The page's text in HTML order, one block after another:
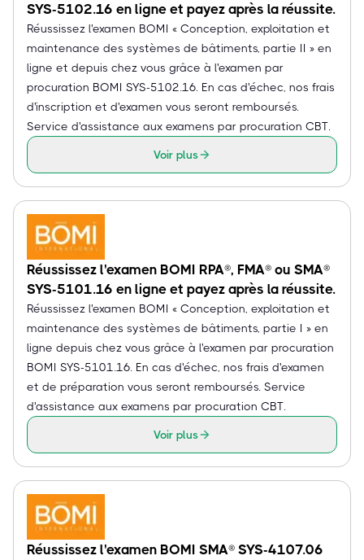
SYS-5102.16 en ligne et payez après la réussite.
Réussissez l'examen BOMI « Conception, exploitation et
maintenance des systèmes de bâtiments, partie II » en
ligne et depuis chez vous grâce à l'examen par
procuration BOMI SYS-5102.16. En cas d'échec, nos frais
d'inscription et d'examen vous seront remboursés.
Service d'assistance aux examens par procuration CBT.
Voir plus
Réussissez l'examen BOMI RPA®, FMA® ou SMA®
SYS-5101.16 en ligne et payez après la réussite.
Réussissez l'examen BOMI « Conception, exploitation et
maintenance des systèmes de bâtiments, partie I » en
ligne depuis chez vous grâce à l'examen par procuration
BOMI SYS-5101.16. En cas d'échec, nos frais d'examen
et de préparation vous seront remboursés. Service
d'assistance aux examens par procuration CBT.
Voir plus
Réussissez l'examen BOMI SMA® SYS-4107.06